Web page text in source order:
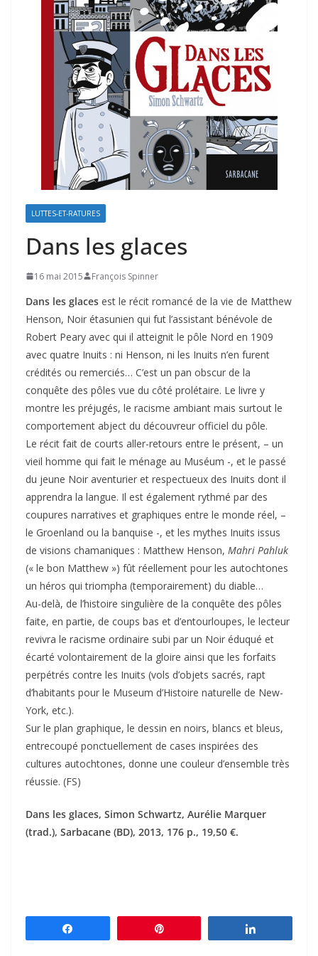
LUTTES-ET-RATURES
Dans les glaces
16 mai 2015 François Spinner
Dans les glaces est le récit romancé de la vie de Matthew
Henson, Noir étasunien qui fut l’assistant bénévole de
Robert Peary avec qui il atteignit le pôle Nord en 1909
avec quatre Inuits : ni Henson, ni les Inuits n’en furent
crédités ou remerciés… C’est un pan obscur de la
conquête des pôles vue du côté prolétaire. Le livre y
montre les préjugés, le racisme ambiant mais surtout le
comportement abject du découvreur officiel du pôle.
Le récit fait de courts aller-retours entre le présent, – un
vieil homme qui fait le ménage au Muséum -, et le passé
du jeune Noir aventurier et respectueux des Inuits dont il
apprendra la langue. Il est également rythmé par des
coupures narratives et graphiques entre le monde réel, –
le Groenland ou la banquise -, et les mythes Inuits issus
de visions chamaniques : Matthew Henson, Mahri Pahluk
(« le bon Matthew ») fût réellement pour les autochtones
un héros qui triompha (temporairement) du diable…
Au-delà, de l’histoire singulière de la conquête des pôles
faite, en partie, de coups bas et d’entourloupes, le lecteur
revivra le racisme ordinaire subi par un Noir éduqué et
écarté volontairement de la gloire ainsi que les forfaits
perpétrés contre les Inuits (vols d’objets sacrés, rapt
d’habitants pour le Museum d’Histoire naturelle de New-
York, etc.).
Sur le plan graphique, le dessin en noirs, blancs et bleus,
entrecoupé ponctuellement de cases inspirées des
cultures autochtones, donne une couleur d’ensemble très
réussie. (FS)
Dans les glaces, Simon Schwartz, Aurélie Marquer
(trad.), Sarbacane (BD), 2013, 176 p., 19,50 €.